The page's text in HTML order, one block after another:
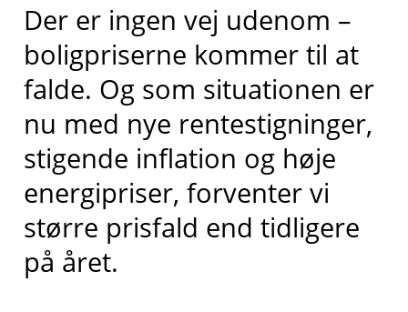
Der er ingen vej udenom –
boligpriserne kommer til at
falde. Og som situationen er
nu med nye rentestigninger,
stigende inflation og høje
energipriser, forventer vi
større prisfald end tidligere
på året.